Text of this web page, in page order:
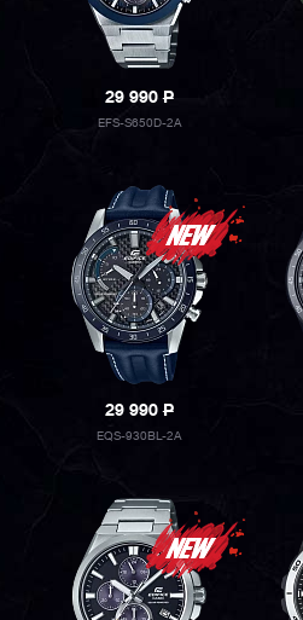
29 990P
EFS-S650D-2A
29 990P
EQS-930BL-2A